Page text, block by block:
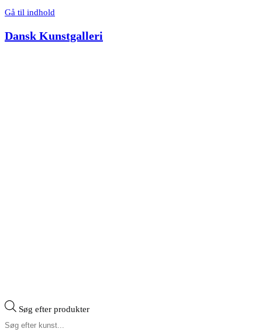
Gå til indhold
Dansk Kunstgalleri
Søg efter produkter